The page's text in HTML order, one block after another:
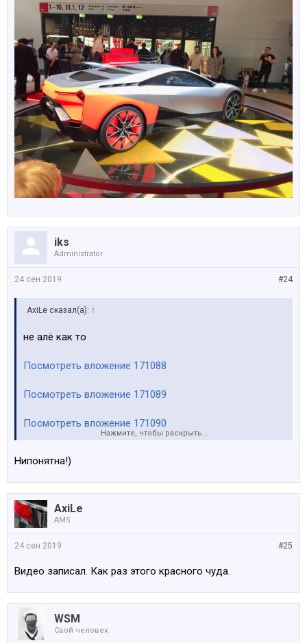
iks
Administrator
#24
24 сен 2019
AxiLe сказал(а): ↑
не алё как то
Посмотреть вложение 171088
Посмотреть вложение 171089
Посмотреть вложение 171090
Нажмите, чтобы раскрыть...
Нипонятна!)
AxiLe
AMS
#25
24 сен 2019
Видео записал. Как раз этого красного чуда.
WSM
Свой человек